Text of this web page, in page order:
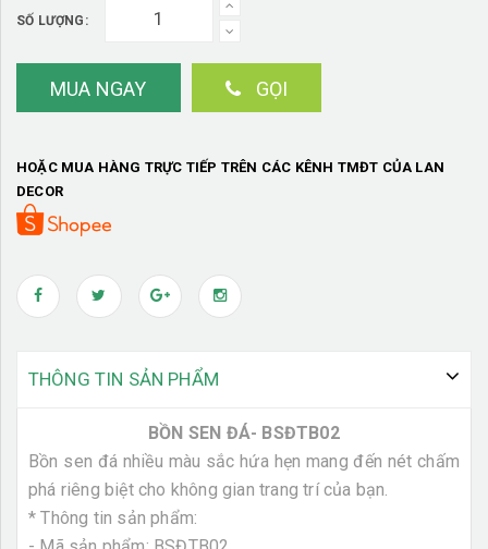
SỐ LƯỢNG:
MUA NGAY GỌI
HOẶC MUA HÀNG TRỰC TIẾP TRÊN CÁC KÊNH TMĐT CỦA LAN
DECOR
THÔNG TIN SẢN PHẨM
BỒN SEN ĐÁ- BSĐTB02
Bồn sen đá nhiều màu sắc hứa hẹn mang đến nét chấm
phá riêng biệt cho không gian trang trí của bạn.
* Thông tin sản phẩm: